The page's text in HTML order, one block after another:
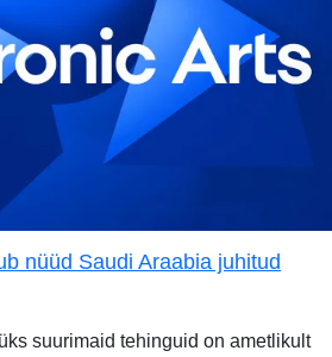
nüüd Saudi Araabia juhitud
suurimaid tehinguid on ametlikult